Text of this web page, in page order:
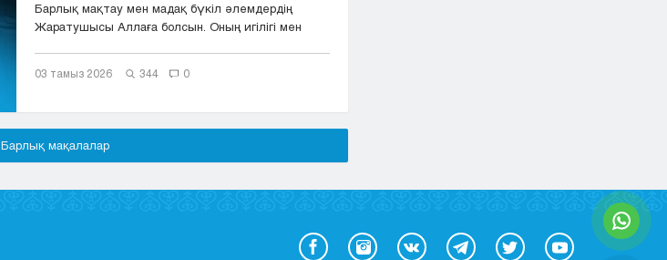
Барлық мақтау мен мадақ бүкіл әлемдердің
Жаратушысы Аллаға болсын. Оның игілігі мен
03 тамыз 2026 344 0
Барлық мақалалар